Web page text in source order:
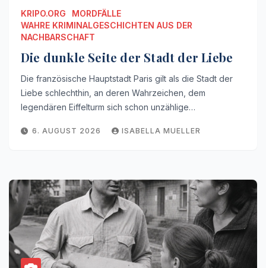
KRIPO.ORG
MORDFÄLLE
WAHRE KRIMINALGESCHICHTEN AUS DER
NACHBARSCHAFT
Die dunkle Seite der Stadt der Liebe
Die französische Hauptstadt Paris gilt als die Stadt der
Liebe schlechthin, an deren Wahrzeichen, dem
legendären Eiffelturm sich schon unzählige…
6. AUGUST 2026 ISABELLA MUELLER